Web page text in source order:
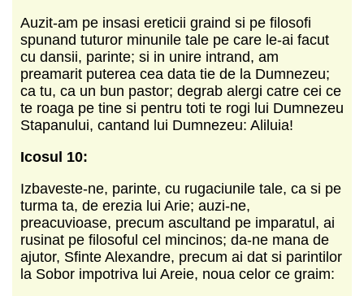
Auzit-am pe insasi ereticii graind si pe filosofi
spunand tuturor minunile tale pe care le-ai facut
cu dansii, parinte; si in unire intrand, am
preamarit puterea cea data tie de la Dumnezeu;
ca tu, ca un bun pastor; degrab alergi catre cei ce
te roaga pe tine si pentru toti te rogi lui Dumnezeu
Stapanului, cantand lui Dumnezeu: Aliluia!
Icosul 10:
Izbaveste-ne, parinte, cu rugaciunile tale, ca si pe
turma ta, de erezia lui Arie; auzi-ne,
preacuvioase, precum ascultand pe imparatul, ai
rusinat pe filosoful cel mincinos; da-ne mana de
ajutor, Sfinte Alexandre, precum ai dat si parintilor
la Sobor impotriva lui Areie, noua celor ce graim: